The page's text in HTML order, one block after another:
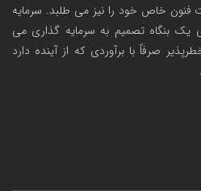
فنون خاص خود را نیز می طلبد. سرمایه
یک بنگاه تصمیم به سرمایه گذاری می
صرفاً با برآوردی که از آینده دارد